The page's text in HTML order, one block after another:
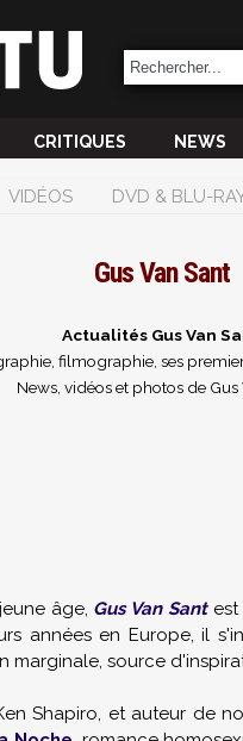
CRITIQUES NEWS
VIDÉOS DVD & BLU-
Gus Van Sant
Actualités Gus Van
filmographie, ses
News, vidéos et photos de Gus
âge, Gus Van Santest
années en Europe, il
source
Shapiro, et auteur de